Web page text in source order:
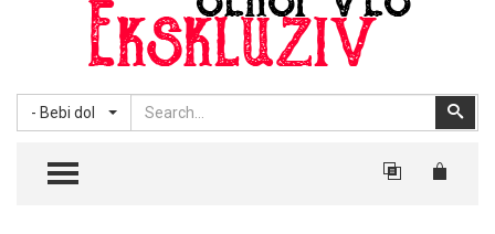
- Bebi dol
Search
TOGGLE MENU